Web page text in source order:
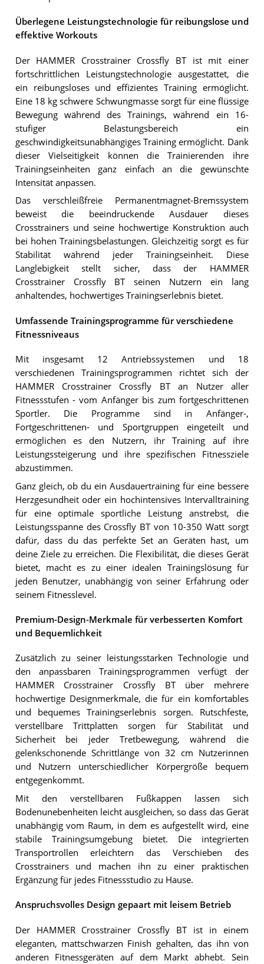
Überlegene Leistungstechnologie für reibungslose und
effektive Workouts
Der HAMMER Crosstrainer Crossfly BT ist mit einer
fortschrittlichen Leistungstechnologie ausgestattet, die
ein reibungsloses und effizientes Training ermöglicht.
Eine 18 kg schwere Schwungmasse sorgt für eine flüssige
Bewegung während des Trainings, während ein 16-
stufiger Belastungsbereich ein
geschwindigkeitsunabhängiges Training ermöglicht. Dank
dieser Vielseitigkeit können die Trainierenden ihre
Trainingseinheiten ganz einfach an die gewünschte
Intensität anpassen.
Das verschleißfreie Permanentmagnet-Bremssystem
beweist die beeindruckende Ausdauer dieses
Crosstrainers und seine hochwertige Konstruktion auch
bei hohen Trainingsbelastungen. Gleichzeitig sorgt es für
Stabilität während jeder Trainingseinheit. Diese
Langlebigkeit stellt sicher, dass der HAMMER
Crosstrainer Crossfly BT seinen Nutzern ein lang
anhaltendes, hochwertiges Trainingserlebnis bietet.
Umfassende Trainingsprogramme für verschiedene
Fitnessniveaus
Mit insgesamt 12 Antriebssystemen und 18
verschiedenen Trainingsprogrammen richtet sich der
HAMMER Crosstrainer Crossfly BT an Nutzer aller
Fitnessstufen - vom Anfänger bis zum fortgeschrittenen
Sportler. Die Programme sind in Anfänger-,
Fortgeschrittenen- und Sportgruppen eingeteilt und
ermöglichen es den Nutzern, ihr Training auf ihre
Leistungssteigerung und ihre spezifischen Fitnessziele
abzustimmen.
Ganz gleich, ob du ein Ausdauertraining für eine bessere
Herzgesundheit oder ein hochintensives Intervalltraining
für eine optimale sportliche Leistung anstrebst, die
Leistungsspanne des Crossfly BT von 10-350 Watt sorgt
dafür, dass du das perfekte Set an Geräten hast, um
deine Ziele zu erreichen. Die Flexibilität, die dieses Gerät
bietet, macht es zu einer idealen Trainingslösung für
jeden Benutzer, unabhängig von seiner Erfahrung oder
seinem Fitnesslevel.
Premium-Design-Merkmale für verbesserten Komfort
und Bequemlichkeit
Zusätzlich zu seiner leistungsstarken Technologie und
den anpassbaren Trainingsprogrammen verfügt der
HAMMER Crosstrainer Crossfly BT über mehrere
hochwertige Designmerkmale, die für ein komfortables
und bequemes Trainingserlebnis sorgen. Rutschfeste,
verstellbare Trittplatten sorgen für Stabilität und
Sicherheit bei jeder Tretbewegung, während die
gelenkschonende Schrittlänge von 32 cm Nutzerinnen
und Nutzern unterschiedlicher Körpergröße bequem
entgegenkommt.
Mit den verstellbaren Fußkappen lassen sich
Bodenunebenheiten leicht ausgleichen, so dass das Gerät
unabhängig vom Raum, in dem es aufgestellt wird, eine
stabile Trainingsumgebung bietet. Die integrierten
Transportrollen erleichtern das Verschieben des
Crosstrainers und machen ihn zu einer praktischen
Ergänzung für jedes Fitnessstudio zu Hause.
Anspruchsvolles Design gepaart mit leisem Betrieb
Der HAMMER Crosstrainer Crossfly BT ist in einem
eleganten, mattschwarzen Finish gehalten, das ihn von
anderen Fitnessgeräten auf dem Markt abhebt. Sein